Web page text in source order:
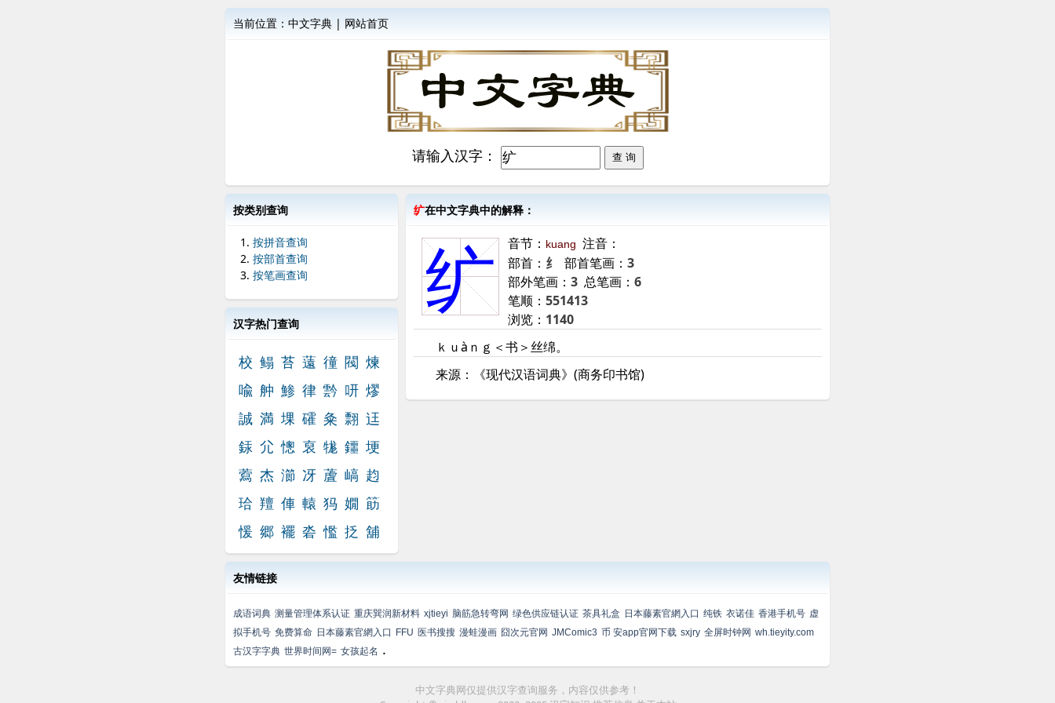
当前位置： 中文字典 | 网站首页
请输入汉字：
按类别查询
按拼音查询
按部首查询
按笔画查询
汉字热门查询
校 鳎 苔 薳 徸 閥 煉
喩 舯 鯵 律 霒 咞 熮
誠 満 堁 礭 粂 翲 迋
銾 尣 憁 裒 牻 鑩 埂
藛 杰 瀄 冴 蔖 嵪 赹
珨 羶 俥 轅 犸 嫺 筯
愋 郷 襬 沯 懢 抸 舖
纩在中文字典中的解释：
纩 音节： kuang 注音：
部首： 纟 部首笔画： 3
部外笔画： 3 总笔画： 6
笔顺： 551413
浏览： 1140
ｋｕàｎｇ＜书＞丝绵。
来源：《现代汉语词典》(商务印书馆)
友情链接
成语词典 测量管理体系认证 重庆巽润新材料 xjtieyi 脑筋急转弯网 绿色供应链认证 茶具礼盒 日本藤素官網入口 纯铁 衣诺佳 香港手机号 虚
拟手机号 免费算命 日本藤素官網入口 FFU 医书搜搜 漫蛙漫画 囧次元官网 JMComic3 币 安app官网下载 sxjry 全屏时钟网 wh.tieyity.com
古汉字字典 世界时间网= 女孩起名 .
中文字典网仅提供汉字查询服务，内容仅供参考！